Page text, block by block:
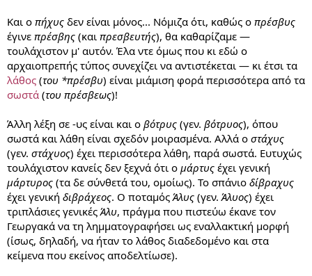
Και ο πήχυς δεν είναι μόνος... Νόμιζα ότι, καθώς ο πρέσβυς
έγινε πρέσβης (και πρεσβευτής), θα καθαρίζαμε —
τουλάχιστον μ' αυτόν. Έλα ντε όμως που κι εδώ ο
αρχαιοπρεπής τύπος συνεχίζει να αντιστέκεται — κι έτσι τα
λάθος (του *πρέσβυ) είναι μιάμιση φορά περισσότερα από τα
σωστά (του πρέσβεως)!
Άλλη λέξη σε -υς είναι και ο βότρυς (γεν. βότρυος), όπου
σωστά και λάθη είναι σχεδόν μοιρασμένα. Αλλά ο στάχυς
(γεν. στάχυος) έχει περισσότερα λάθη, παρά σωστά. Ευτυχώς
τουλάχιστον κανείς δεν ξεχνά ότι ο μάρτυς έχει γενική
μάρτυρος (τα δε σύνθετά του, ομοίως). Το σπάνιο δίβραχυς
έχει γενική διβράχεος. Ο ποταμός Άλυς (γεν. Άλυος) έχει
τριπλάσιες γενικές Άλυ, πράγμα που πιστεύω έκανε τον
Γεωργακά να τη λημματογραφήσει ως εναλλακτική μορφή
(ίσως, δηλαδή, να ήταν το λάθος διαδεδομένο και στα
κείμενα που εκείνος αποδελτίωσε).